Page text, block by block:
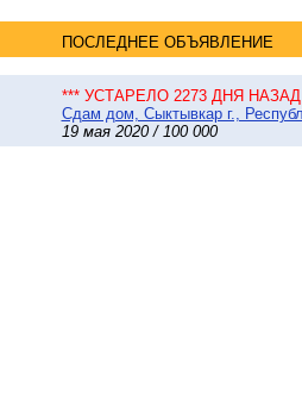
ПОСЛЕДНЕЕ ОБЪЯВЛЕНИЕ
*** УСТАРЕЛО 2273 ДНЯ НАЗАД
Сдам дом, Сыктывкар г.,
19 мая 2020 / 100 000